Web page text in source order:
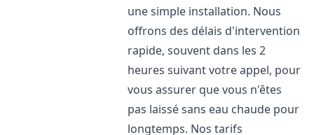
une simple installation. Nous
offrons des délais d'intervention
rapide, souvent dans les 2
heures suivant votre appel, pour
vous assurer que vous n'êtes
pas laissé sans eau chaude pour
longtemps. Nos tarifs